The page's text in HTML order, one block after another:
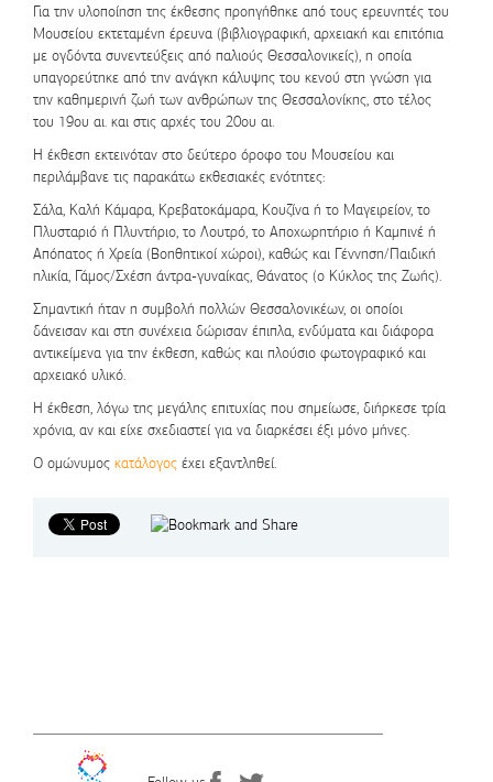
Για την υλοποίηση της έκθεσης προηγήθηκε από τους ερευνητές του
Μουσείου εκτεταμένη έρευνα (βιβλιογραφική, αρχειακή και επιτόπια
με ογδόντα συνεντεύξεις από παλιούς Θεσσαλονικείς), η οποία
υπαγορεύτηκε από την ανάγκη κάλυψης του κενού στη γνώση για
την καθημερινή ζωή των ανθρώπων της Θεσσαλονίκης, στο τέλος
του 19ου αι. και στις αρχές του 20ου αι.
Η έκθεση εκτεινόταν στο δεύτερο όροφο του Μουσείου και
περιλάμβανε τις παρακάτω εκθεσιακές ενότητες:
Σάλα, Καλή Κάμαρα, Κρεβατοκάμαρα, Κουζίνα ή το Μαγειρείον, το
Πλυσταριό ή Πλυντήριο, το Λουτρό, το Αποχωρητήριο ή Καμπινέ ή
Απόπατος ή Χρεία (Βοηθητικοί χώροι), καθώς και Γέννηση/Παιδική
ηλικία, Γάμος/Σχέση άντρα-γυναίκας, Θάνατος (ο Κύκλος της Ζωής).
Σημαντική ήταν η συμβολή πολλών Θεσσαλονικέων, οι οποίοι
δάνεισαν και στη συνέχεια δώρισαν έπιπλα, ενδύματα και διάφορα
αντικείμενα για την έκθεση, καθώς και πλούσιο φωτογραφικό και
αρχειακό υλικό.
Η έκθεση, λόγω της μεγάλης επιτυχίας που σημείωσε, διήρκεσε τρία
χρόνια, αν και είχε σχεδιαστεί για να διαρκέσει έξι μόνο μήνες.
Ο ομώνυμος κατάλογος έχει εξαντληθεί.